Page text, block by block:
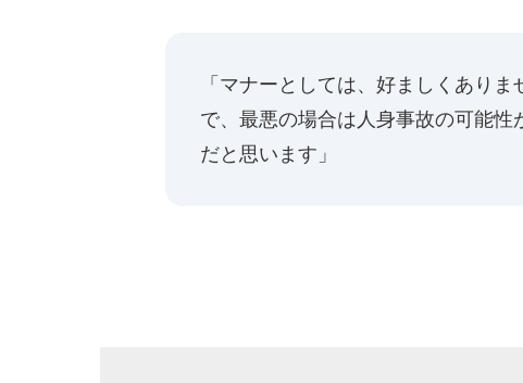
「マナーとしては、好ましくあり
で、最悪の場合は人身事故の可能
だと思います」